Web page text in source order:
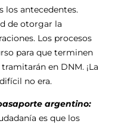
los antecedentes.
de otorgar la
Los procesos
para que terminen
en DNM. ¡La
no era.
argentino:
es que los